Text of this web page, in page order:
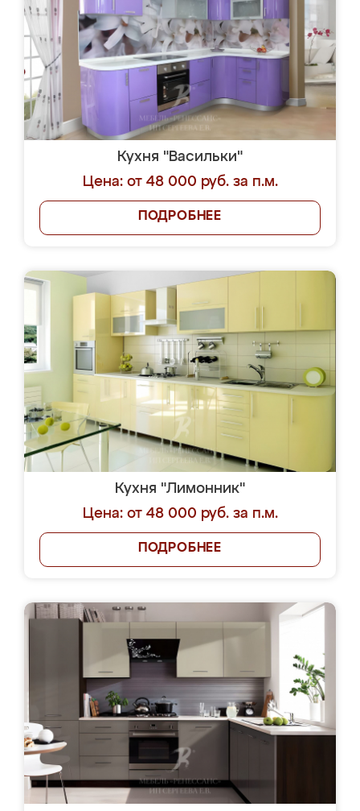
Кухня "Васильки"
Цена: от 48 000 руб. за п.м.
ПОДРОБНЕЕ
Кухня "Лимонник"
Цена: от 48 000 руб. за п.м.
ПОДРОБНЕЕ